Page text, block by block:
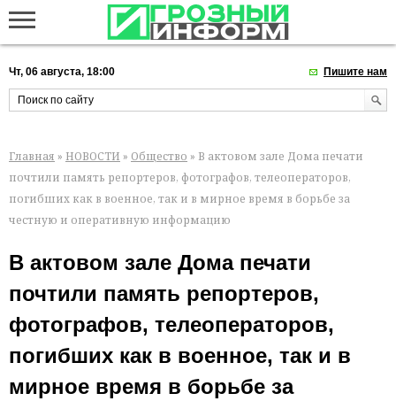
Чт, 06 августа, 18:00 Пишите нам
Главная » НОВОСТИ » Общество » В актовом зале Дома печати
почтили память репортеров, фотографов, телеоператоров,
погибших как в военное, так и в мирное время в борьбе за
честную и оперативную информацию
В актовом зале Дома печати
почтили память репортеров,
фотографов, телеоператоров,
погибших как в военное, так и в
мирное время в борьбе за